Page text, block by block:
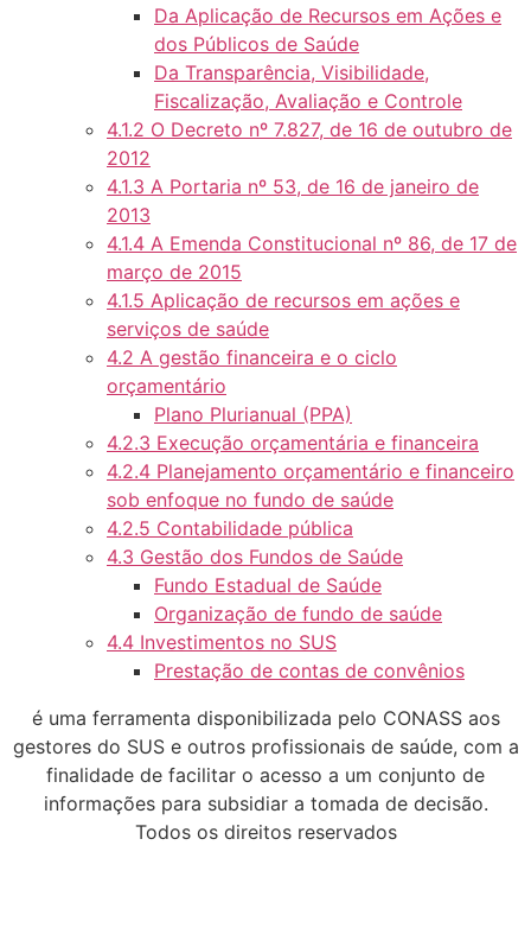
Da Aplicação de Recursos em Ações e
dos Públicos de Saúde
Da Transparência, Visibilidade,
Fiscalização, Avaliação e Controle
4.1.2 O Decreto nº 7.827, de 16 de outubro de
2012
4.1.3 A Portaria nº 53, de 16 de janeiro de
2013
4.1.4 A Emenda Constitucional nº 86, de 17 de
março de 2015
4.1.5 Aplicação de recursos em ações e
serviços de saúde
4.2 A gestão financeira e o ciclo
orçamentário
Plano Plurianual (PPA)
4.2.3 Execução orçamentária e financeira
4.2.4 Planejamento orçamentário e financeiro
sob enfoque no fundo de saúde
4.2.5 Contabilidade pública
4.3 Gestão dos Fundos de Saúde
Fundo Estadual de Saúde
Organização de fundo de saúde
4.4 Investimentos no SUS
Prestação de contas de convênios
é uma ferramenta disponibilizada pelo CONASS aos
gestores do SUS e outros profissionais de saúde, com a
finalidade de facilitar o acesso a um conjunto de
informações para subsidiar a tomada de decisão.
Todos os direitos reservados